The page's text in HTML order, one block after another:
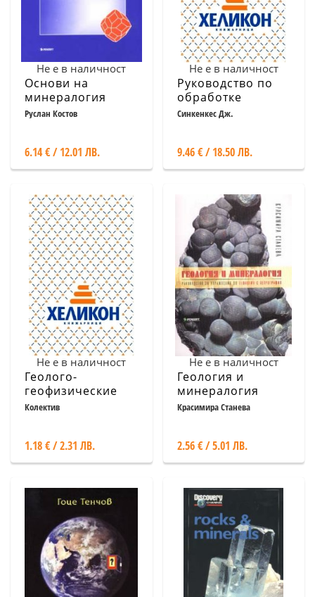
Не е в наличност
Основи на
минералогия
Руслан Костов
6.14 € / 12.01 ЛВ.
Не е в наличност
Руководство по
обработке
драгоценных и
Синкенкес Дж.
9.46 € / 18.50 ЛВ.
Не е в наличност
Геолого-
геофизические
исследования
Колектив
1.18 € / 2.31 ЛВ.
Не е в наличност
Геология и
минералогия
Красимира Станева
2.56 € / 5.01 ЛВ.